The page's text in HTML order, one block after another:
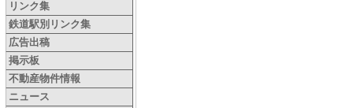
リンク集
鉄道駅別リンク集
広告出稿
掲示板
不動産物件情報
ニュース